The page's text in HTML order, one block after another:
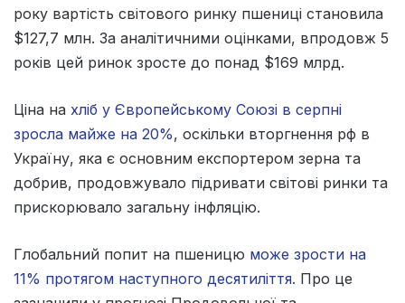
року вартість світового ринку пшениці становила
$127,7 млн. За аналітичними оцінками, впродовж 5
років цей ринок зросте до понад $169 млрд.
Ціна на хліб у Європейському Союзі в серпні
зросла майже на 20%, оскільки вторгнення рф в
Україну, яка є основним експортером зерна та
добрив, продовжувало підривати світові ринки та
прискорювало загальну інфляцію.
Глобальний попит на пшеницю може зрости на
11% протягом наступного десятиліття. Про це